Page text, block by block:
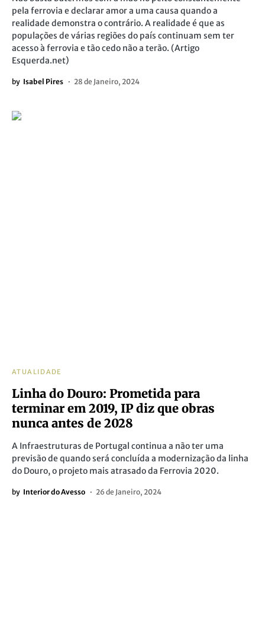
pela ferrovia e declarar amor a uma causa quando a
realidade demonstra o contrário. A realidade é que as
populações de várias regiões do país continuam sem ter
acesso à ferrovia e tão cedo não a terão. (Artigo
Esquerda.net)
by Isabel Pires 28 de Janeiro, 2024
ATUALIDADE
Linha do Douro: Prometida para
terminar em 2019, IP diz que obras
nunca antes de 2028
A Infraestruturas de Portugal continua a não ter uma
previsão de quando será concluída a modernização da linha
do Douro, o projeto mais atrasado da Ferrovia 2020.
by Interior do Avesso 26 de Janeiro, 2024